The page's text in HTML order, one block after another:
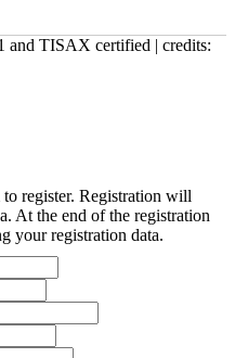
TISAX certified | credits:
register. Registration will
At the end of the registration
your registration data.